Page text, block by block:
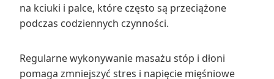
na kciuki i palce, które często są przeciążone
podczas codziennych czynności.
Regularne wykonywanie masażu stóp i dłoni
pomaga zmniejszyć stres i napięcie mięśniowe